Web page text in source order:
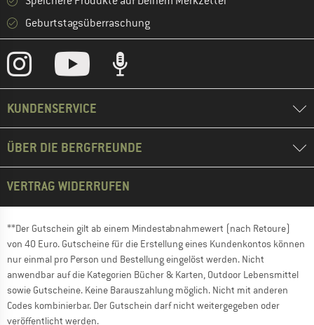
Geburtstagsüberraschung
KUNDENSERVICE
ÜBER DIE BERGFREUNDE
VERTRAG WIDERRUFEN
**Der Gutschein gilt ab einem Mindestabnahmewert (nach Retoure)
von 40 Euro. Gutscheine für die Erstellung eines Kundenkontos können
nur einmal pro Person und Bestellung eingelöst werden. Nicht
anwendbar auf die Kategorien Bücher & Karten, Outdoor Lebensmittel
sowie Gutscheine. Keine Barauszahlung möglich. Nicht mit anderen
Codes kombinierbar. Der Gutschein darf nicht weitergegeben oder
veröffentlicht werden.